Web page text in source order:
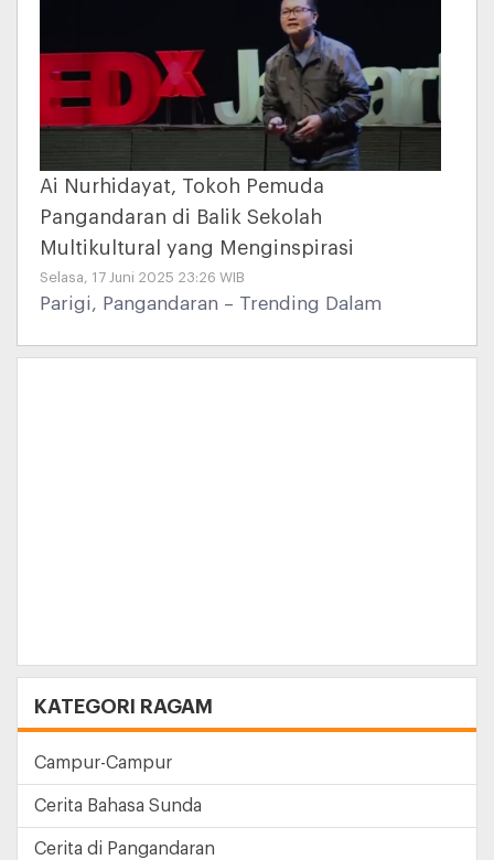
bakul ikan menjadi pemilik maskapai
Ai Nurhidayat, Tokoh Pemuda
Pangandaran di Balik Sekolah
Multikultural yang Menginspirasi
Selasa, 17 Juni 2025 23:26 WIB
Parigi, Pangandaran – Trending Dalam
Nurhidayat, tokoh pemuda asal Desa Cinta
KATEGORI RAGAM
Campur-Campur
Cerita Bahasa Sunda
Cerita di Pangandaran